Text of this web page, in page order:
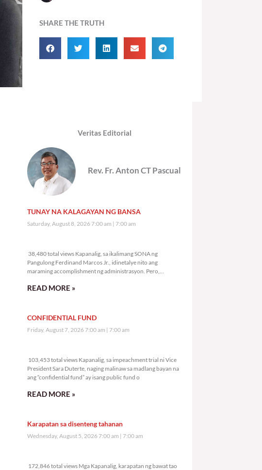
SHARE THE TRUTH
Veritas Editorial
Rev. Fr. Anton CT Pascual
TUNAY NA KALAGAYAN NG BANSA
Saturday, August 8, 2026 7:00 am 7:00 am
38,480 total views Kapanalig, sa ikalimang SONA ng
Pangulong Ferdinand Marcos Jr., idinetalye nito ang
maraming accomplishment ng administrasyon. Pero,
READ MORE »
CONFIDENTIAL FUND
Friday, August 7, 2026 7:00 am 7:00 am
103,453 total views Kapanalig, sa impeachment trial ni Vice
President Sara Duterte, naging malinaw sa madlang bayan na
ang “confidential fund” ay isang public fund o
READ MORE »
Karapatan sa disenteng tahanan
Wednesday, August 5, 2026 7:00 am 7:00 am
172,846 total views Mga Kapanalig, karapatan ng bawat tao